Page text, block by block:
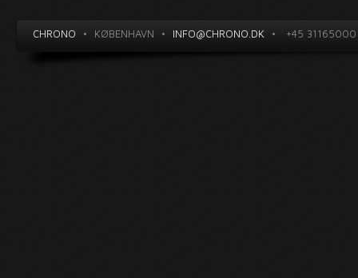
CHRONO • KØBENHAVN • INFO@CHRONO.DK • +45 31165000